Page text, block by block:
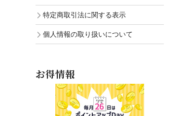
特定商取引法に関する表示
個人情報の取り扱いについて
お得情報